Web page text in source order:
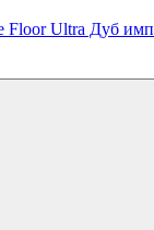
Floor Ultra Дуб